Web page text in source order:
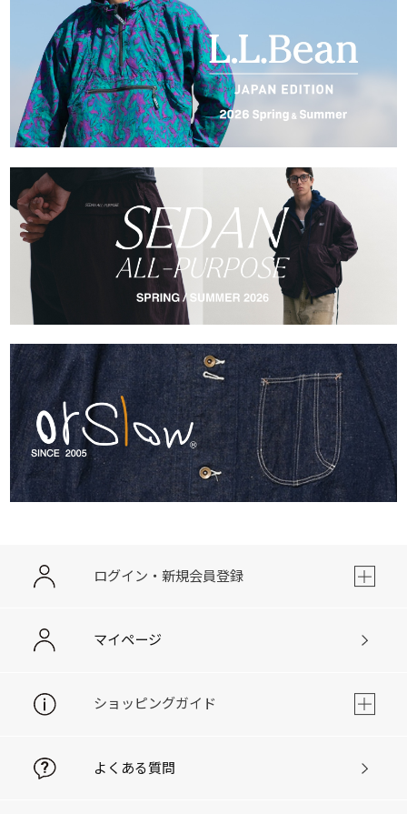
ログイン・新規会員登録
マイページ
ショッピングガイド
よくある質問